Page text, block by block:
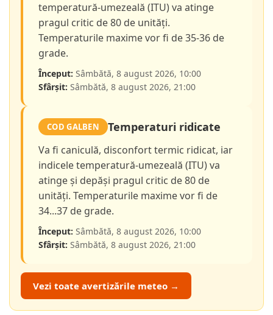
temperatură-umezeală (ITU) va atinge
pragul critic de 80 de unități.
Temperaturile maxime vor fi de 35-36 de
grade.
Început: Sâmbătă, 8 august 2026, 10:00
Sfârșit: Sâmbătă, 8 august 2026, 21:00
COD GALBEN Temperaturi ridicate
Va fi caniculă, disconfort termic ridicat, iar
indicele temperatură-umezeală (ITU) va
atinge și depăși pragul critic de 80 de
unități. Temperaturile maxime vor fi de
34...37 de grade.
Început: Sâmbătă, 8 august 2026, 10:00
Sfârșit: Sâmbătă, 8 august 2026, 21:00
Vezi toate avertizările meteo →